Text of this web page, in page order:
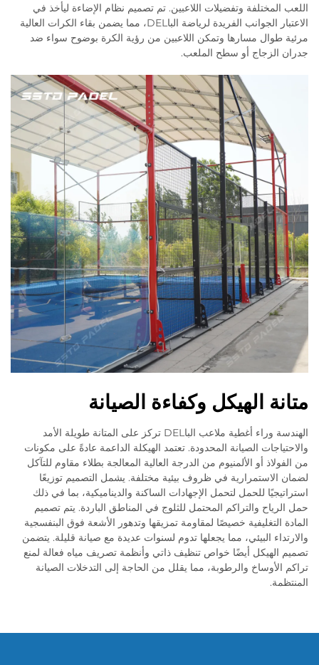
اللعب المختلفة وتفضيلات اللاعبين. تم تصميم نظام الإضاءة ليأخذ في
الاعتبار الجوانب الفريدة لرياضة الباDEL، مما يضمن بقاء الكرات العالية
مرئية طوال مسارها وتمكن اللاعبين من رؤية الكرة بوضوح سواء ضد
جدران الزجاج أو سطح الملعب.
متانة الهيكل وكفاءة الصيانة
الهندسة وراء أغطية ملاعب الباDEL تركز على المتانة طويلة الأمد
والاحتياجات الصيانة المحدودة. تعتمد الهيكلة الداعمة عادةً على مكونات
من الفولاذ أو الألمنيوم من الدرجة العالية المعالجة بطلاء مقاوم للتآكل
لضمان الاستمرارية في ظروف بيئية مختلفة. يشمل التصميم توزيعًا
استراتيجيًا للحمل لتحمل الإجهادات الساكنة والديناميكية، بما في ذلك
حمل الرياح والتراكم المحتمل للثلوج في المناطق الباردة. يتم تصميم
المادة التغليفية خصيصًا لمقاومة تمزيقها وتدهور الأشعة فوق البنفسجية
والارتداء البيئي، مما يجعلها تدوم لسنوات عديدة مع صيانة قليلة. يتضمن
تصميم الهيكل أيضًا خواص تنظيف ذاتي وأنظمة تصريف مياه فعالة لمنع
تراكم الأوساخ والرطوبة، مما يقلل من الحاجة إلى التدخلات الصيانة
المنتظمة.